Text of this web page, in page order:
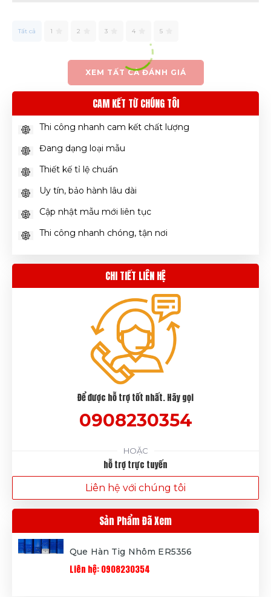
Tất cả 1 2 3 4 5
XEM TẤT CẢ ĐÁNH GIÁ
CAM KẾT TỪ CHÚNG TÔI
Thi công nhanh cam kết chất lượng
Đang dạng loại mẫu
Thiết kế tỉ lệ chuẩn
Uy tín, bảo hành lâu dài
Cập nhật mẫu mới liên tục
Thi công nhanh chóng, tận nơi
CHI TIẾT LIÊN HỆ
Để được hỗ trợ tốt nhất. Hãy gọi
0908230354
HOẶC
hỗ trợ trực tuyến
Liên hệ với chúng tôi
Sản Phẩm Đã Xem
Que Hàn Tig Nhôm ER5356
Liên hệ: 0908230354